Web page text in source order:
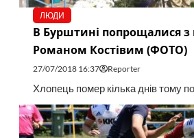
ЛЮДИ
В Бурштині попрощалися з
Романом Костівим (ФОТО)
27/07/2018 16:37 Reporter
Хлопець помер кілька днів тому